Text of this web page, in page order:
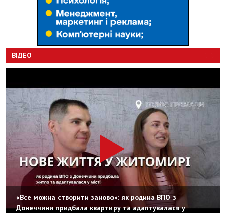
ВІДЕО
«Все можна створити заново»: як родина ВПО з
Донеччини придбала квартиру та адаптувалася у